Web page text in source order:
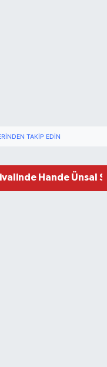
TAKIP EDIN
Hande Ünsal